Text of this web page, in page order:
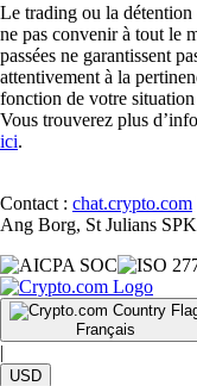
Le trading ou la
ne pas convenir à tout le
passées ne garantissent
attentivement à la
fonction de votre
Vous trouverez plus
ici.
Contact : chat.crypto.com
Ang Borg, St Julians
Français
|
USD